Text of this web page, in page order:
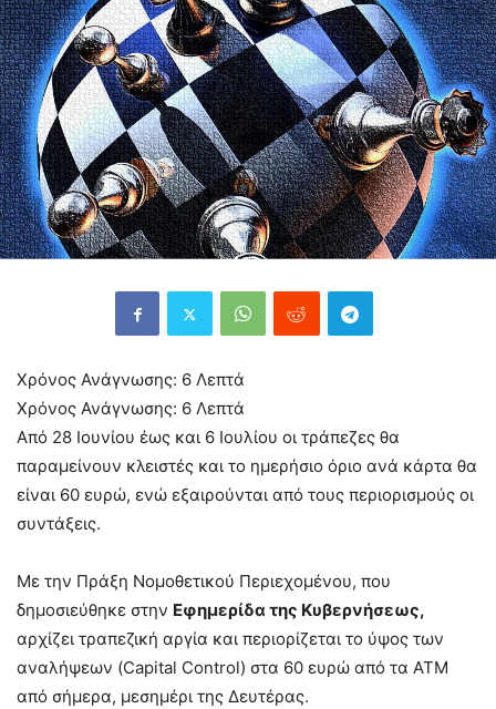
Χρόνος Ανάγνωσης: 6 Λεπτά
Χρόνος Ανάγνωσης: 6 Λεπτά
Από 28 Ιουνίου έως και 6 Ιουλίου οι τράπεζες θα
παραμείνουν κλειστές και το ημερήσιο όριο ανά κάρτα θα
είναι 60 ευρώ, ενώ εξαιρούνται από τους περιορισμούς οι
συντάξεις.
Με την Πράξη Νομοθετικού Περιεχομένου, που
δημοσιεύθηκε στην Εφημερίδα της Κυβερνήσεως,
αρχίζει τραπεζική αργία και περιορίζεται το ύψος των
αναλήψεων (Capital Control) στα 60 ευρώ από τα ATM
από σήμερα, μεσημέρι της Δευτέρας.